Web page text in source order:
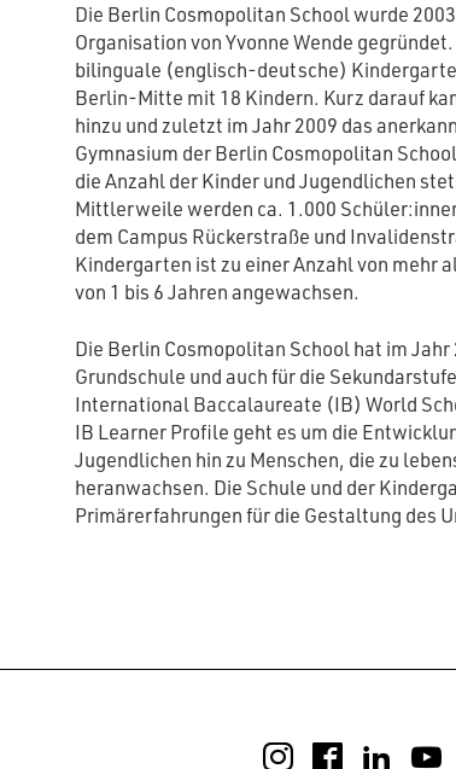
Die Berlin Cosmopolitan School wurde
Organisation von Yvonne Wende
bilinguale (englisch-deutsche)
Berlin-Mitte mit 18 Kindern. Kurz darauf
hinzu und zuletzt im Jahr 2009 das
Gymnasium der Berlin Cosmopolitan
die Anzahl der Kinder und Jugendlichen
Mittlerweile werden ca. 1.000
dem Campus Rückerstraße und
Kindergarten ist zu einer Anzahl von mehr
von 1 bis 6 Jahren angewachsen.
Die Berlin Cosmopolitan School hat im
Grundschule und auch für die
International Baccalaureate (IB) World
IB Learner Profile geht es um die
Jugendlichen hin zu Menschen, die zu
heranwachsen. Die Schule und der
Primärerfahrungen für die Gestaltung des
Instagram
Facebook